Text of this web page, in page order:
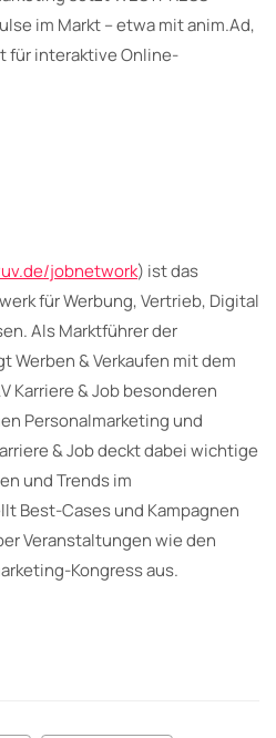
im Markt – etwa mit anim.Ad,
für interaktive Online-
jobnetwork) ist das
für Werbung, Vertrieb, Digital
Als Marktführer der
Werben & Verkaufen mit dem
Karriere & Job besonderen
Personalmarketing und
& Job deckt dabei wichtige
und Trends im
Best-Cases und Kampagnen
Veranstaltungen wie den
Kongress aus.